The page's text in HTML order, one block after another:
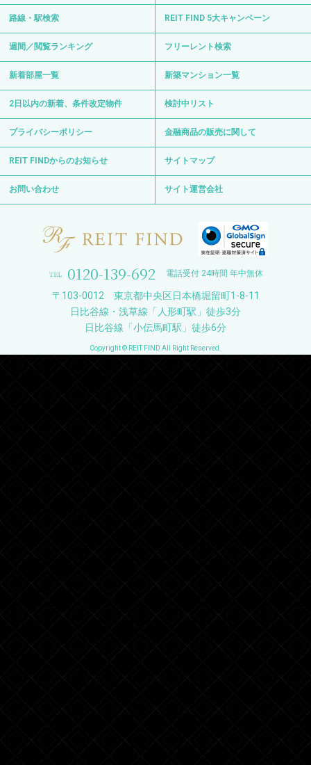
路線・駅検索 REIT FIND 5大キャンペーン
週間／閲覧ランキング フリーレント検索
新着部屋一覧 新築マンション一覧
2日以内の新着、条件改定物件 検討中リスト
プライバシーポリシー 金融商品の販売に関して
REIT FINDからのお知らせ サイトマップ
お問い合わせ サイト運営会社
0120-139-692 電話受付 24時間 年中無休
〒103-0012 東京都中央区日本橋堀留町1-8-11
日比谷線・浅草線「人形町駅」徒歩3分
日比谷線「小伝馬町駅」徒歩6分
Copyright © REIT FIND All Right Reserved.